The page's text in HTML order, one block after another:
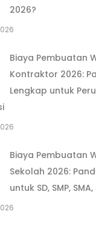
2026?
Biaya Pembuatan
Kontraktor 2026:
Lengkap untuk
Biaya Pembuatan
Sekolah 2026:
untuk SD, SMP,